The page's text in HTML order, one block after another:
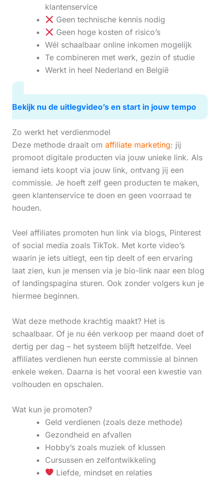
klantenservice
Geen technische kennis nodig
Geen hoge kosten of risico’s
Wél schaalbaar online inkomen mogelijk
Te combineren met werk, gezin of studie
Werkt in heel Nederland en België
Bekijk nu de uitlegvideo’s en start in jouw tempo
Zo werkt het verdienmodel
Deze methode draait om affiliate marketing: jij
promoot digitale producten via jouw unieke link. Als
iemand iets koopt via jouw link, ontvang jij een
commissie. Je hoeft zelf geen producten te maken,
geen klantenservice te doen en geen voorraad te
houden.
Veel affiliates promoten hun link via blogs, Pinterest
of social media zoals TikTok. Met korte video’s
waarin je iets uitlegt, een tip deelt of een ervaring
laat zien, kun je mensen via je bio-link naar een blog
of landingspagina sturen. Ook zonder volgers kun je
hiermee beginnen.
Wat deze methode krachtig maakt? Het is
schaalbaar. Of je nu één verkoop per maand doet of
dertig per dag – het systeem blijft hetzelfde. Veel
affiliates verdienen hun eerste commissie al binnen
enkele weken. Daarna is het vooral een kwestie van
volhouden en opschalen.
Wat kun je promoten?
Geld verdienen (zoals deze methode)
Gezondheid en afvallen
Hobby’s zoals muziek of klussen
Cursussen en zelfontwikkeling
Liefde, mindset en relaties